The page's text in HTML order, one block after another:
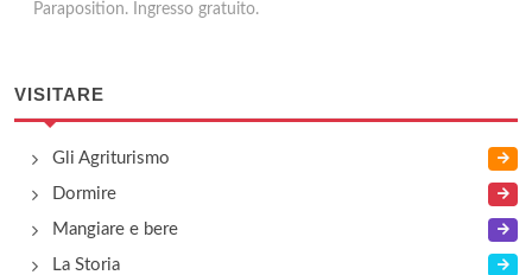
Paraposition. Ingresso gratuito.
VISITARE
Gli Agriturismo
Dormire
Mangiare e bere
La Storia